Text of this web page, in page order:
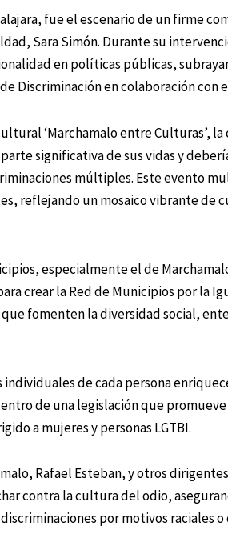
fue el escenario de un firme
Sara Simón. Durante su
en políticas públicas,
Discriminación en colaboración con
‘Marchamalo entre Culturas’,
significativa de sus vidas y
múltiples. Este evento
reflejando un mosaico vibrante de
especialmente el de
crear la Red de Municipios por la
que fomenten la diversidad social,
de cada persona
de una legislación que
a mujeres y personas LGTBI.
Rafael Esteban, y otros
contra la cultura del odio,
por motivos raciales o